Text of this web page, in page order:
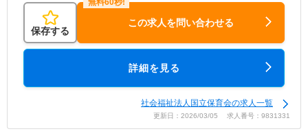
保存する
この求人を問い合わせる
詳細を見る
社会福祉法人国立保育会の求人一覧
更新日：2026/03/05 求人番号：9831331